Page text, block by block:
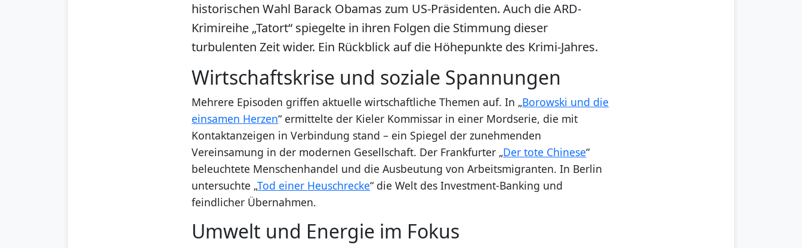
historischen Wahl Barack Obamas zum US-Präsidenten. Auch die ARD-
Krimireihe „Tatort“ spiegelte in ihren Folgen die Stimmung dieser
turbulenten Zeit wider. Ein Rückblick auf die Höhepunkte des Krimi-Jahres.
Wirtschaftskrise und soziale Spannungen
Mehrere Episoden griffen aktuelle wirtschaftliche Themen auf. In „Borowski und die
einsamen Herzen“ ermittelte der Kieler Kommissar in einer Mordserie, die mit
Kontaktanzeigen in Verbindung stand – ein Spiegel der zunehmenden
Vereinsamung in der modernen Gesellschaft. Der Frankfurter „Der tote Chinese“
beleuchtete Menschenhandel und die Ausbeutung von Arbeitsmigranten. In Berlin
untersuchte „Tod einer Heuschrecke“ die Welt des Investment-Banking und
feindlicher Übernahmen.
Umwelt und Energie im Fokus